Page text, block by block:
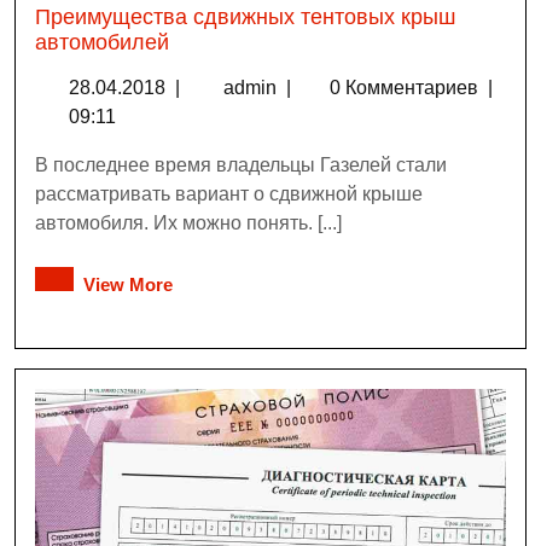
Преимущества сдвижных тентовых крыш
автомобилей
28.04.2018 admin 0 Комментариев
09:11
В последнее время владельцы Газелей стали
рассматривать вариант о сдвижной крыше
автомобиля. Их можно понять. [...]
View More